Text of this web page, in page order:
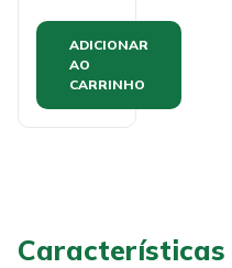
ADICIONAR
AO
CARRINHO